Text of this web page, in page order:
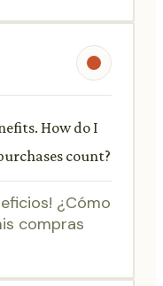
How do I
count?
¿Cómo
compras